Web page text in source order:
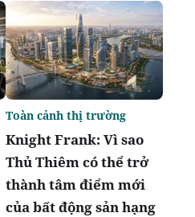
Knight Frank: Vì sao
Thủ Thiêm có thể trở
thành tâm điểm mới
của bất động sản hạng
Toàn cảnh thị trường